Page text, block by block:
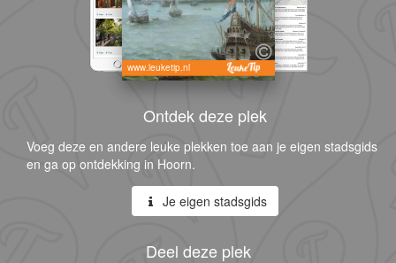
www.leuketip.nl
Ontdek deze plek
Voeg deze en andere leuke plekken toe aan je eigen stadsgids
en ga op ontdekking in Hoorn.
Je eigen stadsgids
Deel deze plek